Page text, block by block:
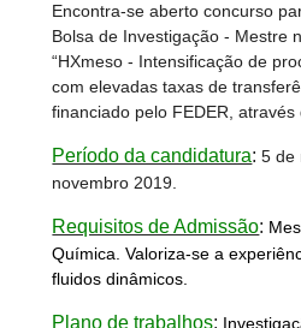
Encontra-se aberto concurso
Bolsa de Investigação - Mestre
“HXmeso - Intensificação de
com elevadas taxas de
financiado pelo FEDER, através
Período da candidatura: 5 de
novembro 2019.
Requisitos de Admissão:
Química. Valoriza-se a experiê
fluidos dinâmicos.
Plano de trabalhos: Investiga